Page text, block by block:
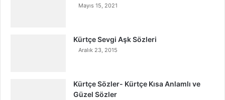
Mayıs 15, 2021
Kürtçe Sevgi Aşk Sözleri
Aralık 23, 2015
Kürtçe Sözler- Kürtçe Kısa Anlamlı ve
Güzel Sözler